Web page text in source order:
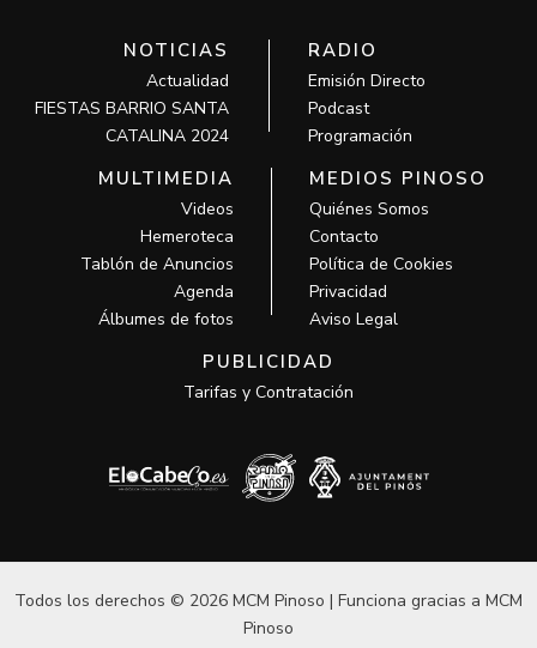
NOTICIAS
Actualidad
FIESTAS BARRIO SANTA
CATALINA 2024
RADIO
Emisión Directo
Podcast
Programación
MULTIMEDIA
Videos
Hemeroteca
Tablón de Anuncios
Agenda
Álbumes de fotos
MEDIOS PINOSO
Quiénes Somos
Contacto
Política de Cookies
Privacidad
Aviso Legal
PUBLICIDAD
Tarifas y Contratación
Todos los derechos © 2026 MCM Pinoso | Funciona gracias a MCM
Pinoso